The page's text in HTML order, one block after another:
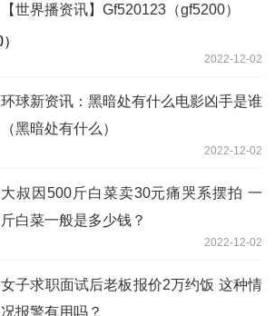
【世界播资讯】Gf520123（gf5200）
2022-12-02
环球新资讯：黑暗处有什么电影凶手是谁
（黑暗处有什么）
2022-12-02
大叔因500斤白菜卖30元痛哭系摆拍 一
斤白菜一般是多少钱？
2022-12-02
女子求职面试后老板报价2万约饭 这种情
况报警有用吗？